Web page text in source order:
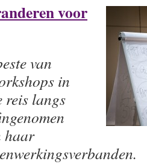
voor
van
in
reis langs
haar